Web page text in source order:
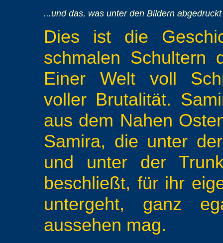
...und das, was unter den Bildern
Dies ist die
schmalen Schultern
Einer Welt voll
voller Brutalität.
aus dem Nahen
Samira, die unter
und unter der
beschließt, für ihr
untergeht, ganz
aussehen mag.